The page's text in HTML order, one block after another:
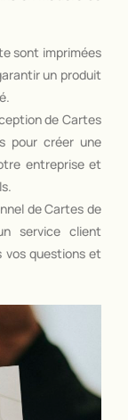
sont imprimées
un produit
de Cartes
pour créer une
entreprise et
de Cartes de
service client
vos questions et